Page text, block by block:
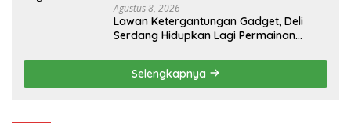
Agustus 8, 2026
Lawan Ketergantungan Gadget, Deli
Serdang Hidupkan Lagi Permainan
Selengkapnya